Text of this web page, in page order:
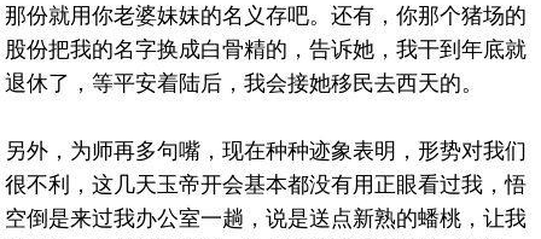
那份就用你老婆妹妹的名义存吧。还有，你那个猪场的
股份把我的名字换成白骨精的，告诉她，我干到年底就
退休了，等平安着陆后，我会接她移民去西天的。
另外，为师再多句嘴，现在种种迹象表明，形势对我们
很不利，这几天玉帝开会基本都没有用正眼看过我，悟
空倒是来过我办公室一趟，说是送点新熟的蟠桃，让我